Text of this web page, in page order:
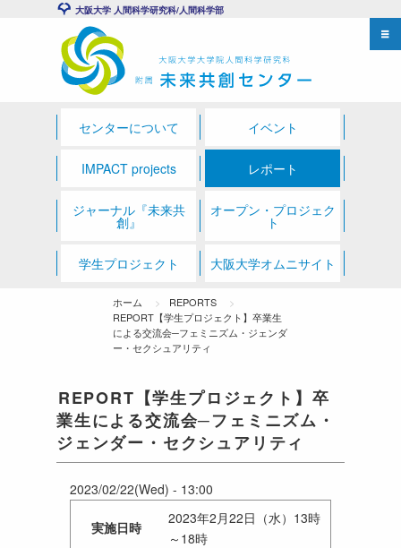
大阪大学 人間科学研究科/人間科学部
センターについて イベント
IMPACT projects レポート
ジャーナル『未来共
創』
オープン・プロジェク
ト
学生プロジェクト 大阪大学オムニサイト
ホーム
REPORTS
REPORT【学生プロジェクト】卒業生
による交流会─フェミニズム・ジェンダ
ー・セクシュアリティ
REPORT【学生プロジェクト】卒
業生による交流会─フェミニズム・
ジェンダー・セクシュアリティ
2023/02/22(Wed) - 13:00
実施日時
2023年2月22日（水）13時
～18時